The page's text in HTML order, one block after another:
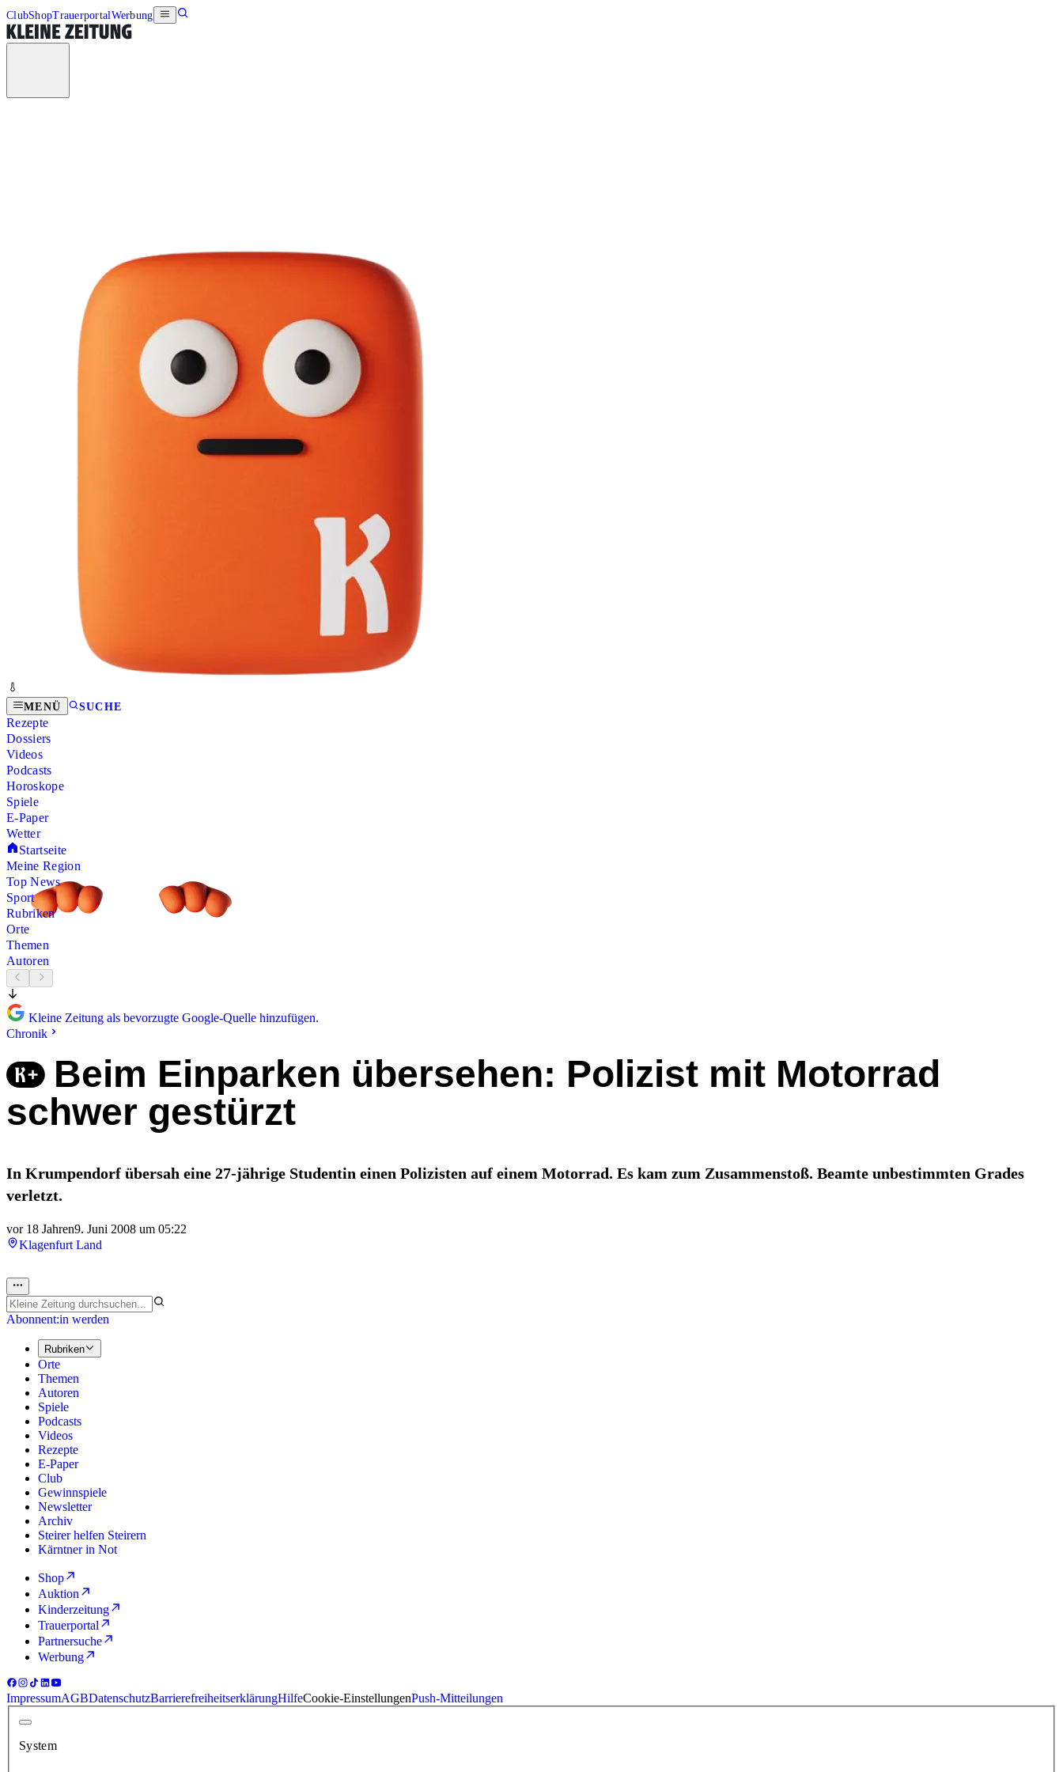
ClubShopTrauerportalWerbung
MENÜ SUCHE
Rezepte
Dossiers
Videos
Podcasts
Horoskope
Spiele
E-Paper
Wetter
Startseite
Meine Region
Top News
Sport
Rubriken
Orte
Themen
Autoren
Kleine Zeitung als bevorzugte Google-Quelle hinzufügen.
Chronik
Beim Einparken übersehen: Polizist mit Motorrad
schwer gestürzt
In Krumpendorf übersah eine 27-jährige Studentin einen Polizisten auf einem Motorrad. Es kam zum Zusammenstoß. Beamte unbestimmten Grades
verletzt.
vor 18 Jahren9. Juni 2008 um 05:22
Klagenfurt Land
Abonnent:in werden
Rubriken
Orte
Themen
Autoren
Spiele
Podcasts
Videos
Rezepte
E-Paper
Club
Gewinnspiele
Newsletter
Archiv
Steirer helfen Steirern
Kärntner in Not
Shop
Auktion
Kinderzeitung
Trauerportal
Partnersuche
Werbung
ImpressumAGBDatenschutzBarrierefreiheitserklärungHilfeCookie-EinstellungenPush-Mitteilungen
System